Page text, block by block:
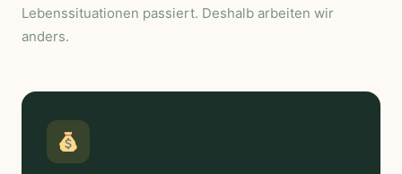
Lebenssituationen passiert. Deshalb arbeiten wir
anders.